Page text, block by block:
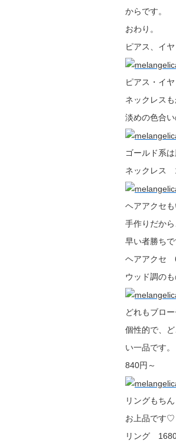
からです。
おわり。
ピアス、イ
ピアス・イ
ネックレス
淡めの色合
ゴールド系
ネックレス
ヘアアクセも
手作りだから
早い者勝ちで
ヘアアクセ
ウッド調の
どれもブロー
個性的で、
い一品です。
840円～
リングもち
お上品です♡
リング